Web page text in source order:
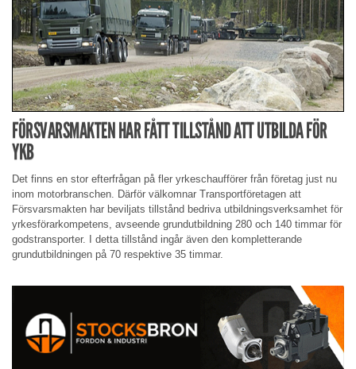
FÖRSVARSMAKTEN HAR FÅTT TILLSTÅND ATT UTBILDA FÖR
YKB
Det finns en stor efterfrågan på fler yrkeschaufförer från företag just nu
inom motorbranschen. Därför välkomnar Transportföretagen att
Försvarsmakten har beviljats tillstånd bedriva utbildningsverksamhet för
yrkesförarkompetens, avseende grundutbildning 280 och 140 timmar för
godstransporter. I detta tillstånd ingår även den kompletterande
grundutbildningen på 70 respektive 35 timmar.